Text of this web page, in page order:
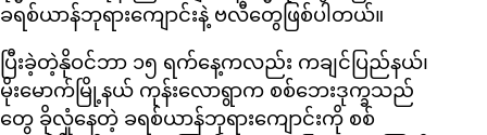
ခရစ်ယာန်ဘုရားကျောင်းနဲ့ ဗလီတွေဖြစ်ပါတယ်။
ပြီးခဲ့တဲ့နိုဝင်ဘာ ၁၅ ရက်နေ့ကလည်း ကချင်ပြည်နယ်၊
မိုးမောက်မြို့နယ် ကုန်းလောရွာက စစ်ဘေးဒုက္ခသည်
တွေ ခိုလှုံနေတဲ့ ခရစ်ယာန်ဘုရားကျောင်းကို စစ်